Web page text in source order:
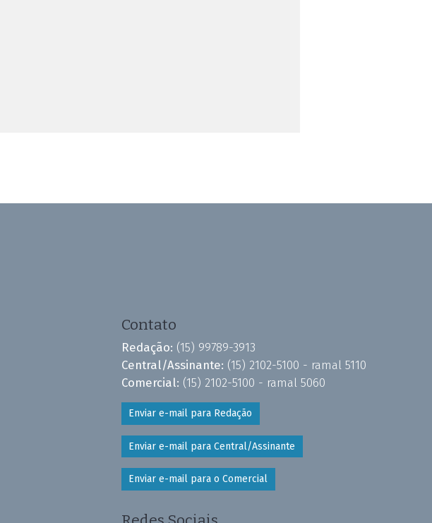
Contato
Redação: (15) 99789-3913
Central/Assinante: (15) 2102-5100 - ramal 5110
Comercial: (15) 2102-5100 - ramal 5060
Enviar e-mail para Redação
Enviar e-mail para Central/Assinante
Enviar e-mail para o Comercial